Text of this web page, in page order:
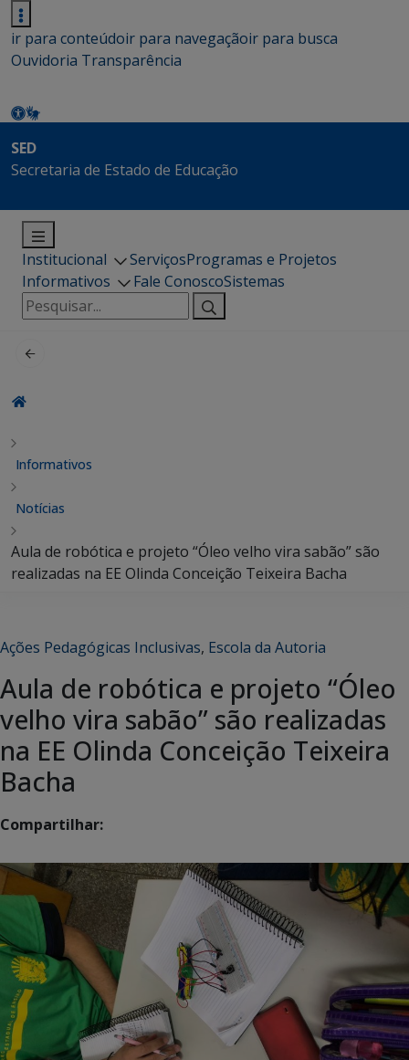
ir para conteúdoir para navegaçãoir para busca
Ouvidoria Transparência
SED
Secretaria de Estado de Educação
Institucional ServiçosProgramas e Projetos
Informativos
Fale ConoscoSistemas
Pesquisar
por:
Informativos
Notícias
Aula de robótica e projeto “Óleo velho vira sabão” são
realizadas na EE Olinda Conceição Teixeira Bacha
Ações Pedagógicas Inclusivas, Escola da Autoria
Aula de robótica e projeto “Óleo
velho vira sabão” são realizadas
na EE Olinda Conceição Teixeira
Bacha
Compartilhar: